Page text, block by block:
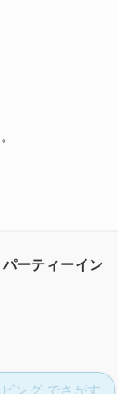
ーティーイン
ング でさがす